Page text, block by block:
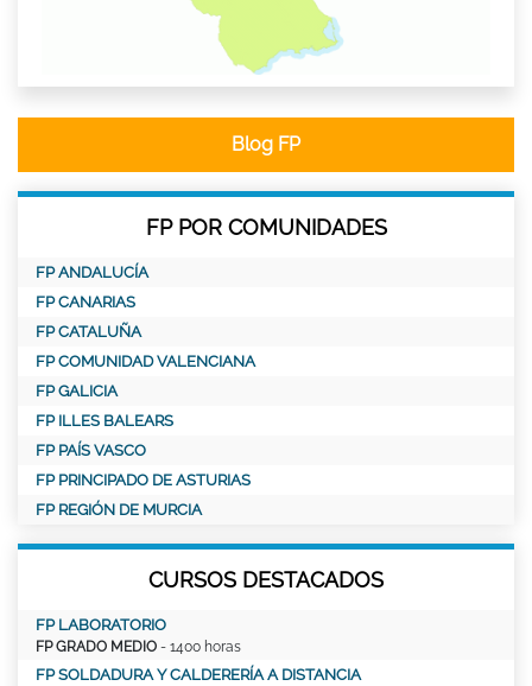
Blog FP
FP POR COMUNIDADES
FP ANDALUCÍA
FP CANARIAS
FP CATALUÑA
FP COMUNIDAD VALENCIANA
FP GALICIA
FP ILLES BALEARS
FP PAÍS VASCO
FP PRINCIPADO DE ASTURIAS
FP REGIÓN DE MURCIA
CURSOS DESTACADOS
FP LABORATORIO
FP GRADO MEDIO - 1400 horas
FP SOLDADURA Y CALDERERÍA A DISTANCIA